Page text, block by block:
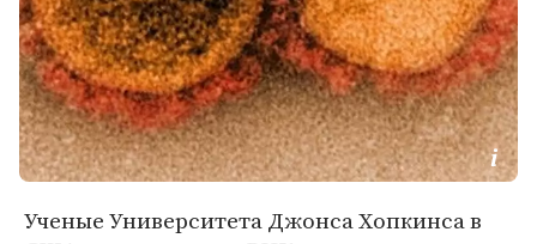
Ученые Университета Джонса Хопкинса в